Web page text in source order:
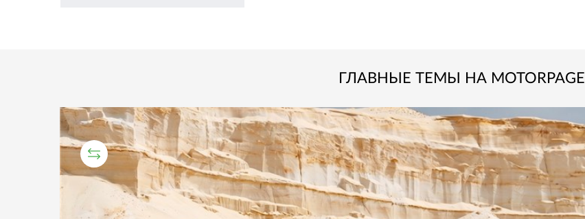
ГЛАВНЫЕ ТЕМЫ НА MOTORPAGE
СРАВНИТЕЛЬНЫЙ ТЕСТ